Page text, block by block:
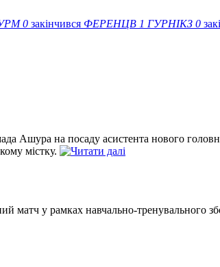
0 закінчився ФЕРЕНЦВ 1 ГУРНІКЗ 0
Ашура на посаду асистента нового
містку.
у рамках навчально-тренувального